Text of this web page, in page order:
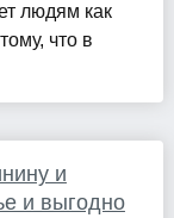
людям как
что в
и
и выгодно